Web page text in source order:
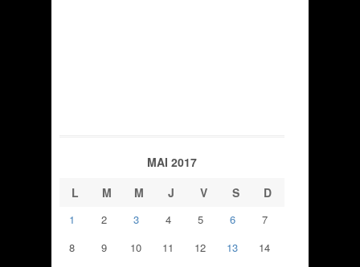
MAI 2017
L
M M J V S D
1 2 3 4 5 6
7
8
9 10 11 12 13
14